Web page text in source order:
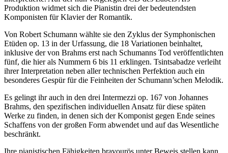
Produktion widmet sich die Pianistin drei der bedeutendsten
Komponisten für Klavier der Romantik.
Von Robert Schumann wählte sie den Zyklus der Symphonischen
Etüden op. 13 in der Urfassung, die 18 Variationen beinhaltet,
inklusive der von Brahms erst nach Schumanns Tod veröffentlichten
fünf, die hier als Nummern 6 bis 11 erklingen. Tsintsabadze verleiht
ihrer Interpretation neben aller technischen Perfektion auch ein
besonderes Gespür für die Feinheiten der Schumann’schen Melodik.
Es gelingt ihr auch in den drei Intermezzi op. 167 von Johannes
Brahms, den spezifischen individuellen Ansatz für diese späten
Werke zu finden, in denen sich der Komponist gegen Ende seines
Schaffens von der großen Form abwendet und auf das Wesentliche
beschränkt.
Ihre pianistischen Fähigkeiten bravourös unter Beweis stellen kann